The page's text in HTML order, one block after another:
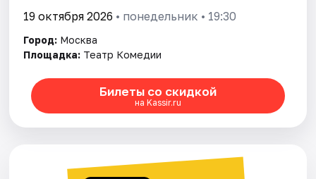
19 октября 2026 • понедельник • 19:30
Город: Москва
Площадка: Театр Комедии
Билеты со скидкой
на Kassir.ru